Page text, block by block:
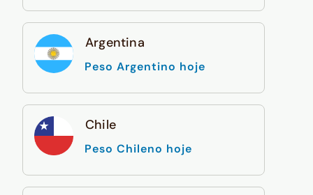
Argentina
Peso Argentino hoje
Chile
Peso Chileno hoje